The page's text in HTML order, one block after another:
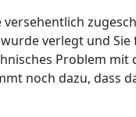
versehentlich
verlegt und
Problem mit
noch dazu, dass